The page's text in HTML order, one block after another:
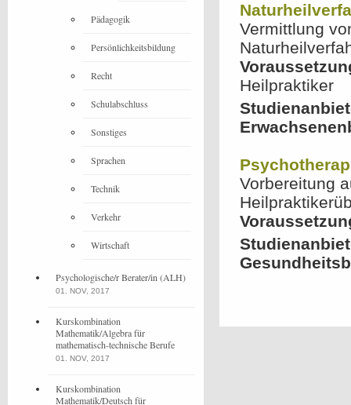
Vermittlung
Heilpraktiker
Vorbereitung
Pädagogik
Persönlichkeitsbildung
Recht
Schulabschluss
Sonstiges
Sprachen
Technik
Verkehr
Wirtschaft
Psychologische/r Berater/in (ALH)
01. NOV, 2017
Kurskombination
Mathematik/Algebra für
mathematisch-technische Berufe
01. NOV, 2017
Kurskombination
Mathematik/Deutsch für